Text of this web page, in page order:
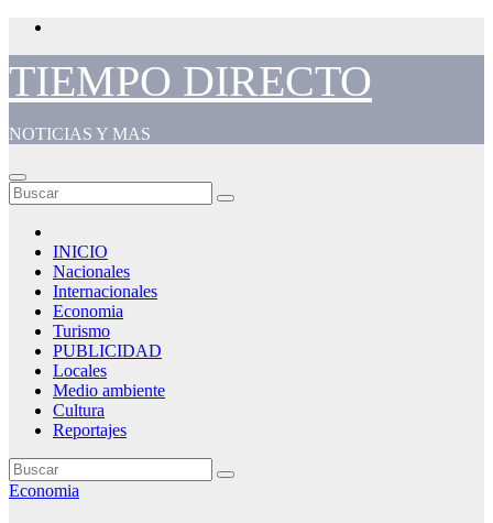
Saltar
contenido
TIEMPO DIRECTO
NOTICIAS Y MAS
INICIO
Nacionales
Internacionales
Economia
Turismo
PUBLICIDAD
Locales
Medio ambiente
Cultura
Reportajes
Economia